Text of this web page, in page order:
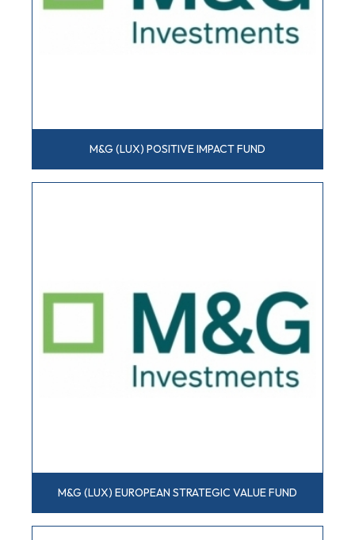
M&G (LUX) POSITIVE IMPACT FUND
M&G (LUX) EUROPEAN STRATEGIC VALUE FUND